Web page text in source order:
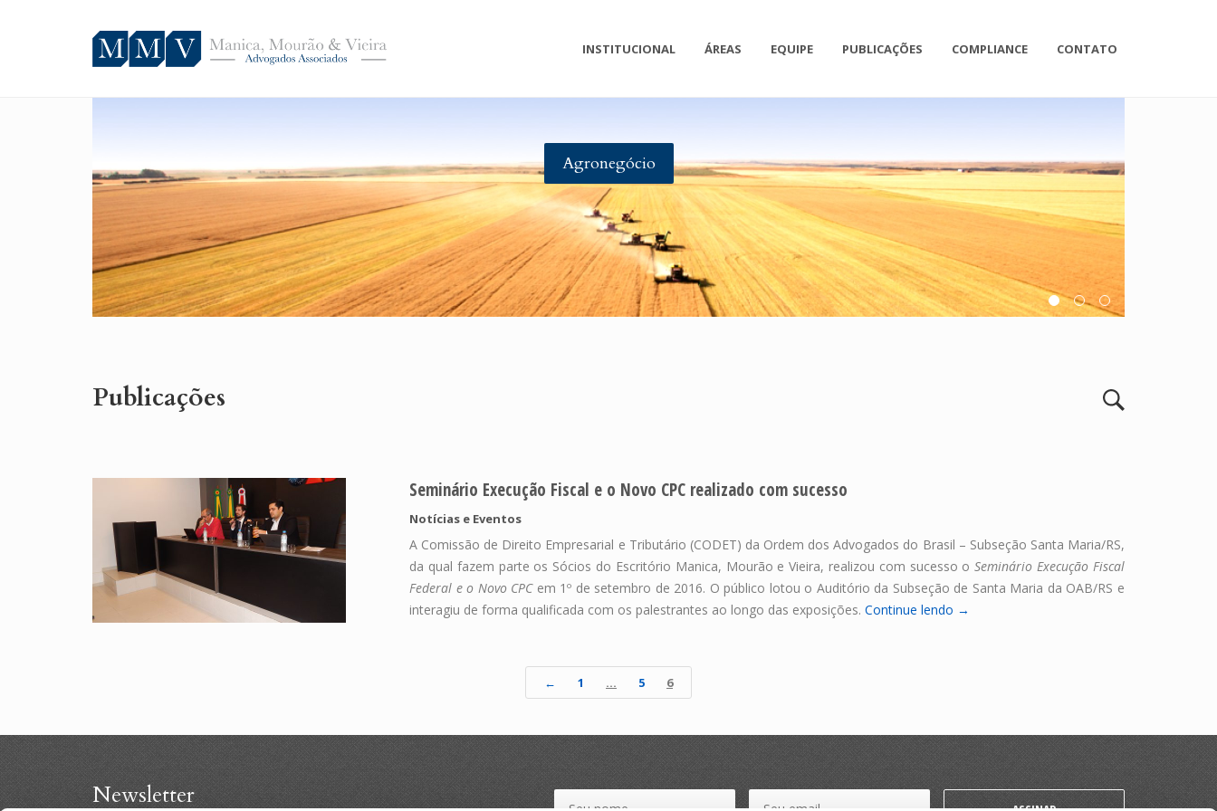
MMV – Manica, Mourão & Vieira –
Advogados Associados
INSTITUCIONAL ÁREAS EQUIPE PUBLICAÇÕES COMPLIANCE CONTATO
Agronegócio
Publicações
Seminário Execução Fiscal e o Novo CPC realizado com sucesso
Notícias e Eventos
A Comissão de Direito Empresarial e Tributário (CODET) da Ordem dos Advogados do Brasil – Subseção Santa Maria/RS,
da qual fazem parte os Sócios do Escritório Manica, Mourão e Vieira, realizou com sucesso oSeminário Execução Fiscal
Federal e o Novo CPC em 1º de setembro de 2016. O público lotou o Auditório da Subseção de Santa Maria da OAB/RS e
interagiu de forma qualificada com os palestrantes ao longo das exposições. Continue lendo →
← 1 … 5 6
Newsletter